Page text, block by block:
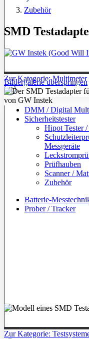
Zur Kategorie: Multimeter
DMM / Digital
Sicherheitstester
Hipot Tester
Messgeräte
Prüfhauben
Scanner /
Zubehör
Batterie-
Prober / Tracker
Zur Kategorie:
Zubehör
SMD
Bildergalerie überspringen